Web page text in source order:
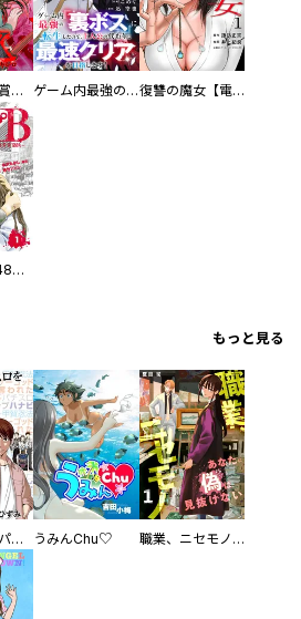
EX ～その賞金稼ぎは、世界の出口を探す～【単行本版】 ゲーム内最強の『裏ボス』に転生したので、主人公の代わりに最速クリアを目指します！【電子単行本版】 復讐の魔女【電子単行本版】
タイプＢ～48時間後、致死率100％～【単話】
もっと見る
回胴創世記 パチスロを創った男達 うみんChu♡ 職業、ニセモノ～あなたに偽は見抜けない【電子単行本版】